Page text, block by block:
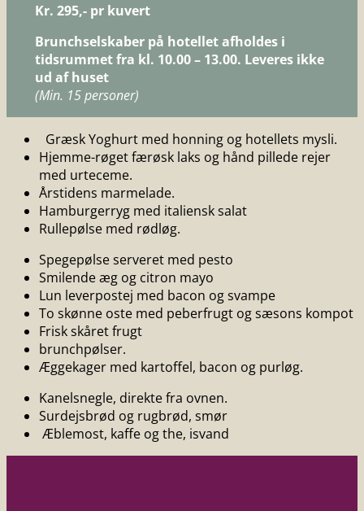
Kr. 295,- pr kuvert
Brunchselskaber på hotellet afholdes i
tidsrummet fra kl. 10.00 – 13.00. Leveres ikke
ud af huset
(Min. 15 personer)
Græsk Yoghurt med honning og hotellets mysli.
Hjemme-røget færøsk laks og hånd pillede rejer
med urteceme.
Årstidens marmelade.
Hamburgerryg med italiensk salat
Rullepølse med rødløg.
Spegepølse serveret med pesto
Smilende æg og citron mayo
Lun leverpostej med bacon og svampe
To skønne oste med peberfrugt og sæsons kompot
Frisk skåret frugt
brunchpølser.
Æggekager med kartoffel, bacon og purløg.
Kanelsnegle, direkte fra ovnen.
Surdejsbrød og rugbrød, smør
Æblemost, kaffe og the, isvand